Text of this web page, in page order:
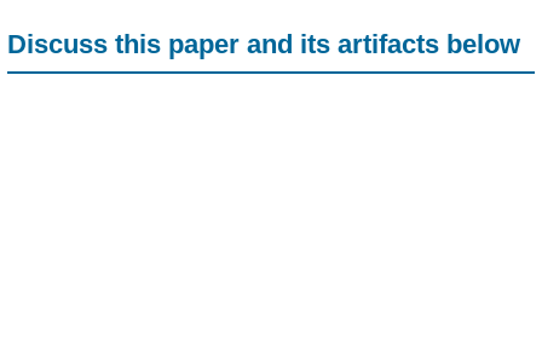
Discuss this paper and its artifacts below